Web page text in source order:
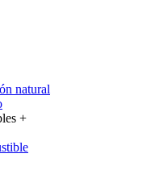
natural
+